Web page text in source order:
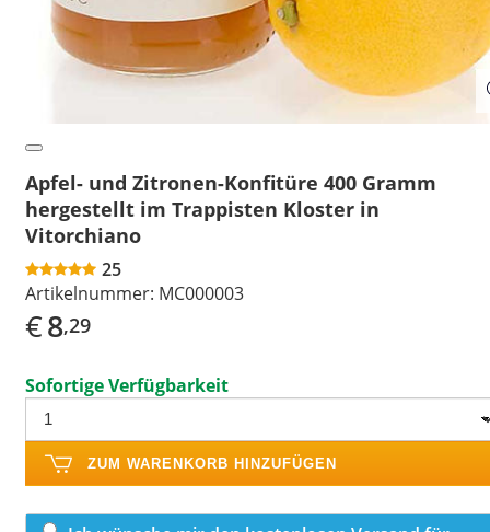
Apfel- und Zitronen-Konfitüre 400 Gramm
hergestellt im Trappisten Kloster in
Vitorchiano
25
Artikelnummer: MC000003
€8,29
Sofortige Verfügbarkeit
ZUM WARENKORB HINZUFÜGEN